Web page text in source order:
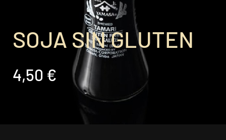
SOJA SIN GLUTEN
4,50 €